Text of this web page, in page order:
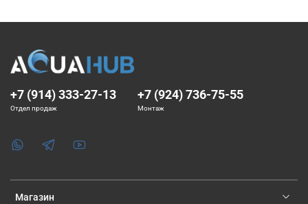
Магазин
+7 (914) 333-27-13
Отдел продаж
+7 (924) 736-75-55
Монтаж